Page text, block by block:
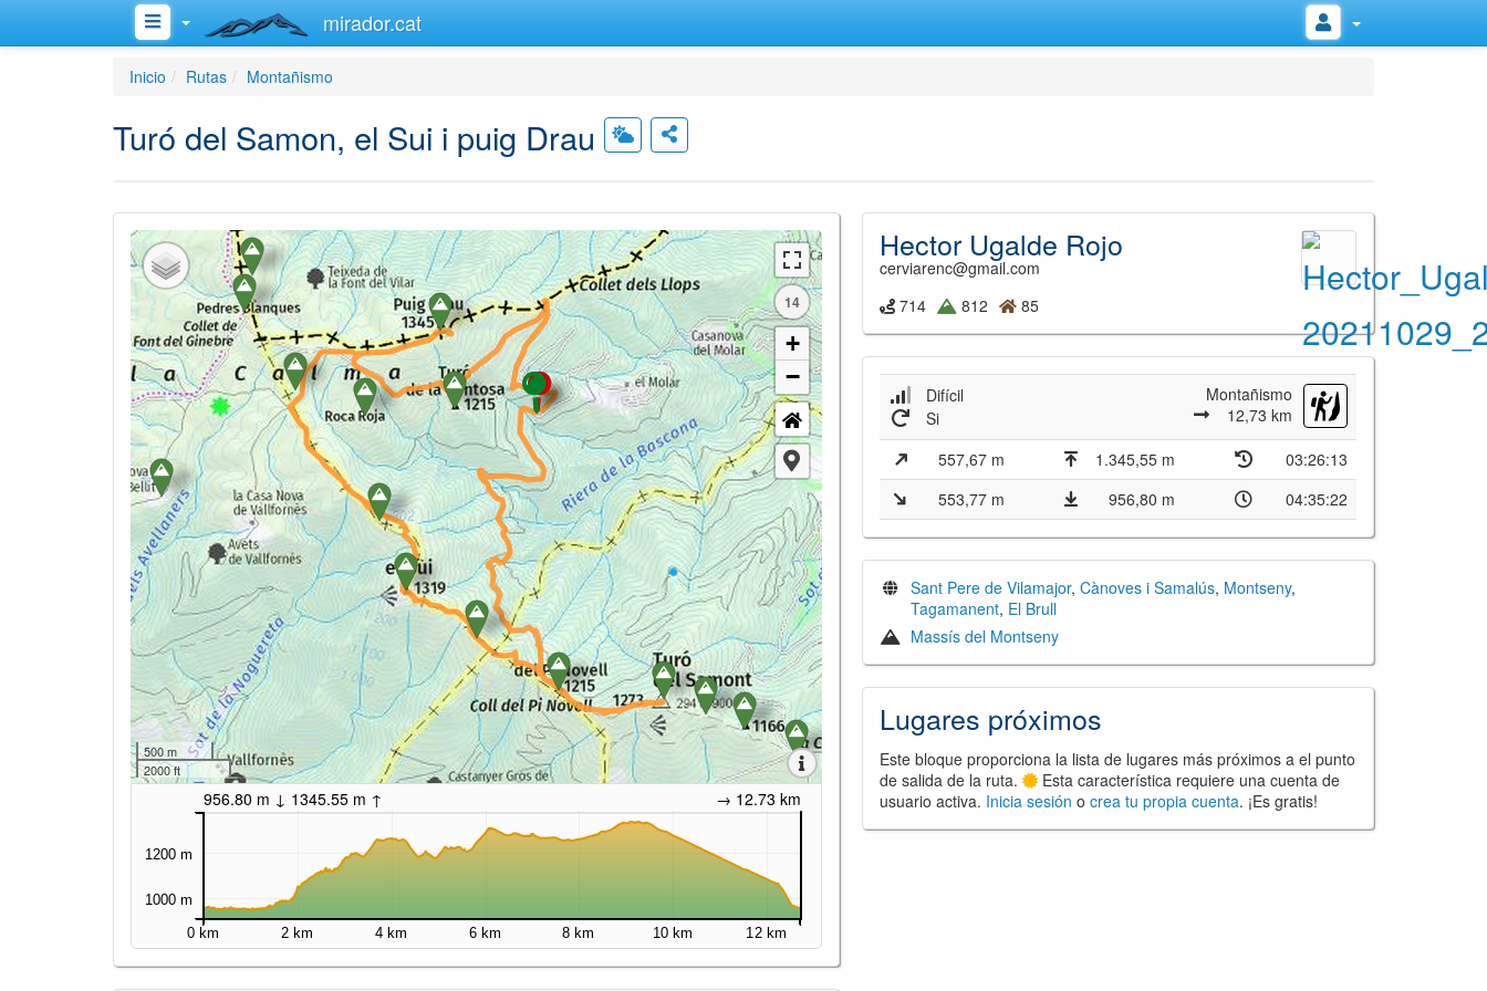
mirador.cat
Inicio Rutas Montañismo
Turó del Samon, el Sui i puig Drau
14
+
−
500 m
2000 ft
956.80 m ↓ 1345.55 m ↑ → 12.73 km
0 km 2 km 4 km 6 km 8 km 10 km 12 km
1000 m
1200 m
Hector Ugalde Rojo
cerviarenc@gmail.com
714
812 85
Difícil
Montañismo
12,73 km
Si
557,67 m
1.345,55 m
03:26:13
553,77 m
956,80 m 04:35:22
Sant Pere de Vilamajor, Cànoves i Samalús, Montseny,
Tagamanent, El Brull
Massís del Montseny
Lugares próximos
Este bloque proporciona la lista de lugares más próximos a el punto
de salida de la ruta.
Esta característica requiere una cuenta de
usuario activa. Inicia sesión o crea tu propia cuenta. ¡Es gratis!